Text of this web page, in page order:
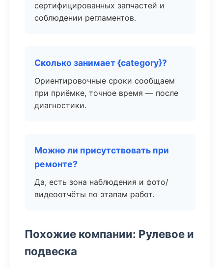
сертифицированных запчастей и
соблюдении регламентов.
Сколько занимает {category}?
Ориентировочные сроки сообщаем
при приёмке, точное время — после
диагностики.
Можно ли присутствовать при
ремонте?
Да, есть зона наблюдения и фото/
видеоотчёты по этапам работ.
Похожие компании: Рулевое и
подвеска